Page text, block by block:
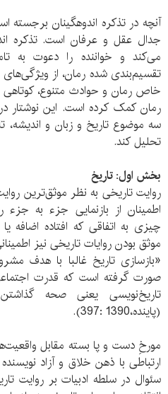
آنچه در تذکره اندوهگینان
جدال عقل و عرفان است. تذکره
می‌کند و خواننده را دعوت به
تقسیم‌بندی شده رمان، از
خاص رمان و حوادث متنوع،
رمان کمک کرده است. این نوشتار
سه موضوع تاریخ و زبان و اندیشه،
تحلیل کند.
بخش اول: تاریخ
روایت تاریخی به نظر موثق‌ترین
اطمینان از بازنمایی جزء به جزء
چیزی به اتفاقی که افتاده اضافه
موثق بودن روایات تاریخی نیز
«بازسازی تاریخ غالبا با هدف
صورت گرفته است که قدرت
تاریخ‌نویسی یعنی صحه
(پاینده،1390 :397).
مورخِ دست و پا بسته مقابل
ارتباطی با ذهن خلاق و آزاد
سئوال در سلطه ادبیات بر روایت